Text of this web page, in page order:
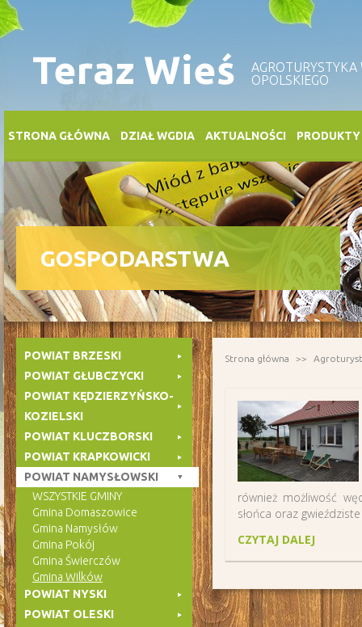
Teraz Wieś
OPOLSKIEGO
STRONA GŁÓWNA DZIAŁ WGDIA AKTUALNOŚCI PRODUKTY
GOSPODARSTWA
POWIAT BRZESKI
POWIAT GŁUBCZYCKI
POWIAT KĘDZIERZYŃSKO-
KOZIELSKI
POWIAT KLUCZBORSKI
POWIAT KRAPKOWICKI
POWIAT NAMYSŁOWSKI
WSZYSTKIE GMINY
Gmina Domaszowice
Gmina Namysłów
Gmina Pokój
Gmina Świerczów
Gmina Wilków
POWIAT NYSKI
POWIAT OLESKI
Strona główna
również możliwość
słońca oraz
CZYTAJ DALEJ